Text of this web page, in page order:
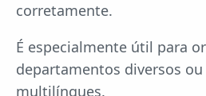
corretamente.
É especialmente útil para
departamentos diversos
multilíngues.